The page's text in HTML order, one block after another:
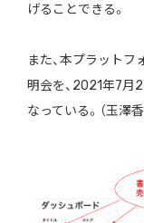
げることできる。
また、本プラットフ
明会を、2021年7月2
なっている。（玉澤香